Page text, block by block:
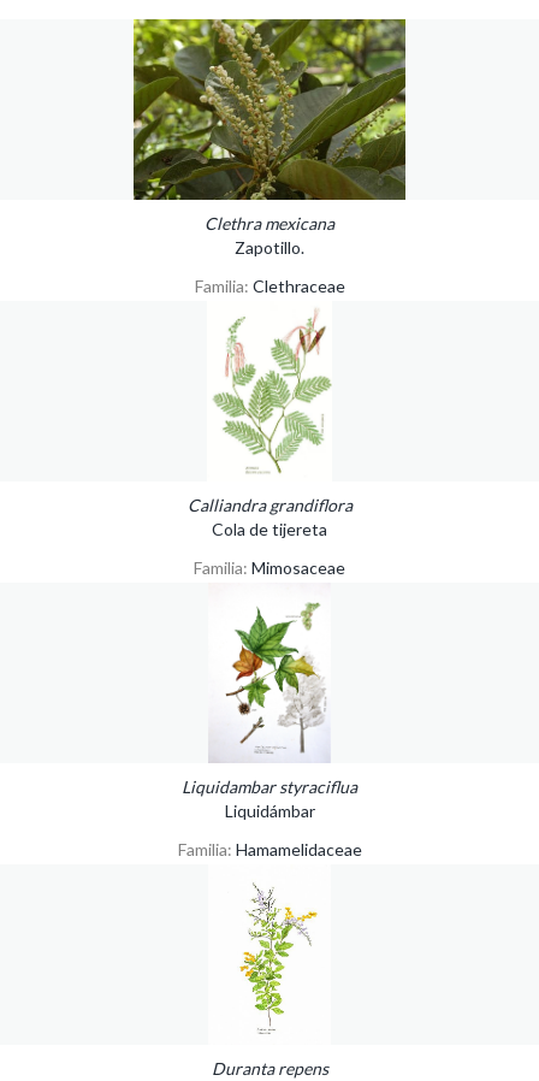
Clethra mexicana
Zapotillo.
Familia: Clethraceae
Calliandra grandiflora
Cola de tijereta
Familia: Mimosaceae
Liquidambar styraciflua
Liquidámbar
Familia: Hamamelidaceae
Duranta repens